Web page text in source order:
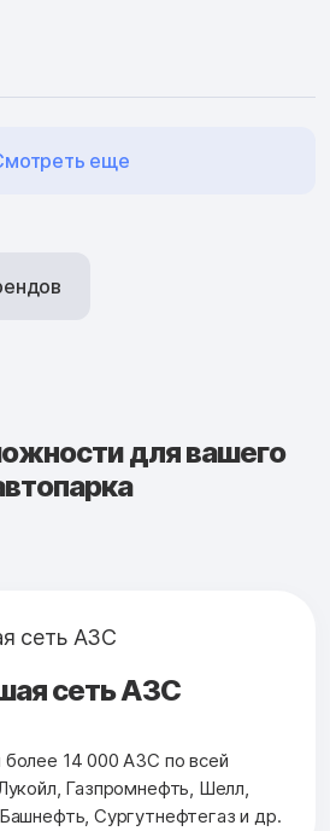
еще
для вашего
сеть АЗС
14 000 АЗС по всей
Газпромнефть, Шелл,
Сургутнефтегаз и др.